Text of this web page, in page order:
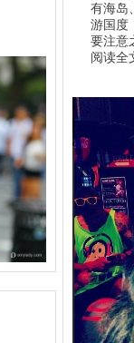
有海岛
游国度
要注意
阅读全